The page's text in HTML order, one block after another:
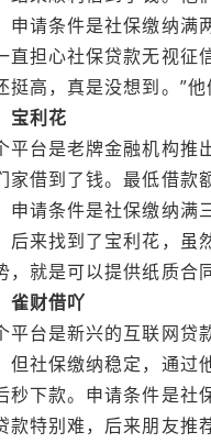
申请条件是社保缴纳满
直担心社保贷款无视征
挺高，真是没想到。”
宝利花
平台是老牌金融机构推
家借到了钱。最低借款
申请条件是社保缴纳满
后来找到了宝利花，虽
，就是可以提供纸质合
雀财借吖
平台是新兴的互联网贷
但社保缴纳稳定，通过
秒下款。申请条件是社
款特别难，后来朋友推